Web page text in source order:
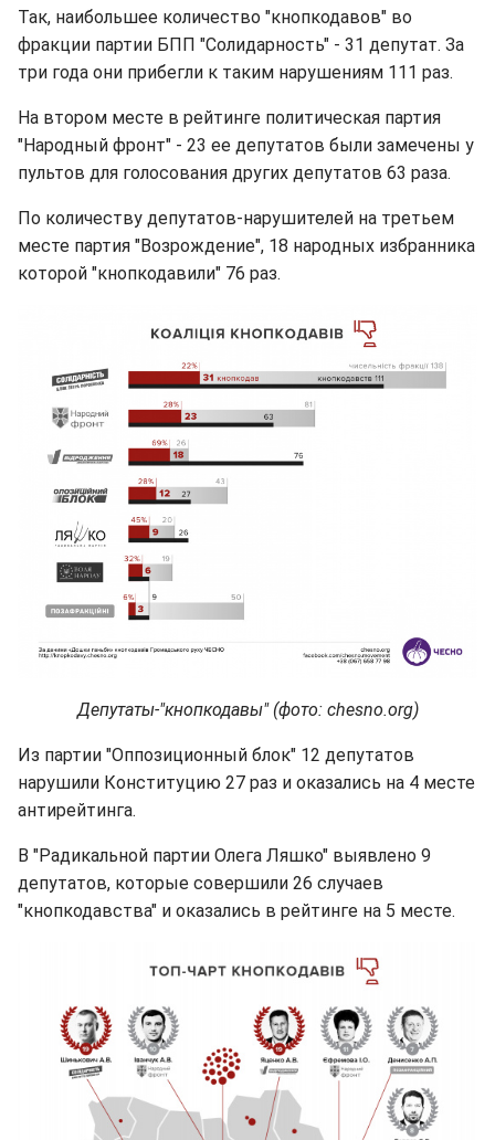
Так, наибольшее количество "кнопкодавов" во
фракции партии БПП "Солидарность" - 31 депутат. За
три года они прибегли к таким нарушениям 111 раз.
На втором месте в рейтинге политическая партия
"Народный фронт" - 23 ее депутатов были замечены у
пультов для голосования других депутатов 63 раза.
По количеству депутатов-нарушителей на третьем
месте партия "Возрождение", 18 народных избранника
которой "кнопкодавили" 76 раз.
Депутаты-"кнопкодавы" (фото: chesno.org)
Из партии "Оппозиционный блок" 12 депутатов
нарушили Конституцию 27 раз и оказались на 4 месте
антирейтинга.
В "Радикальной партии Олега Ляшко" выявлено 9
депутатов, которые совершили 26 случаев
"кнопкодавства" и оказались в рейтинге на 5 месте.